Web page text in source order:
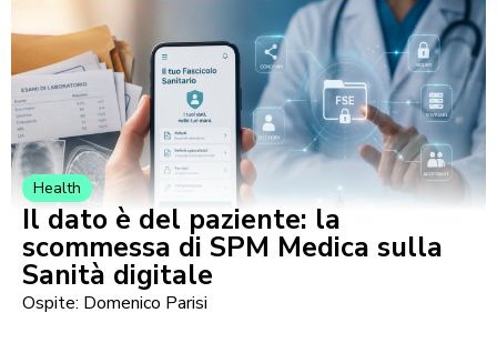
Health
Il dato è del paziente: la
scommessa di SPM Medica sulla
Sanità digitale
Ospite: Domenico Parisi